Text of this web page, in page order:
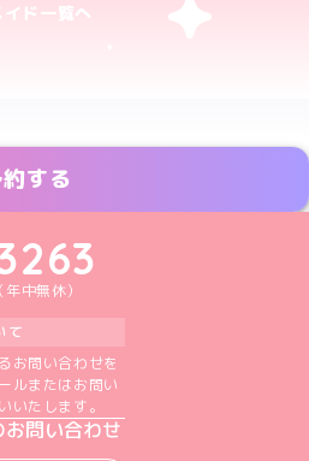
イド一覧へ
する
ーみんTikTok公式アカウント
どりーみんX公式アカウント
めいどりーみんInstagram公式アカウント
めいどりーみんFacebook公式アカウン
めいどりーみんYouTube公式アカ
中無休）
て
お問い合わせを
ルまたはお問い
いたします。
問い合わせ